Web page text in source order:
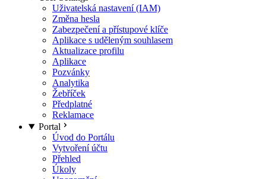
Uživatelská nastavení (IAM)
Změna hesla
Zabezpečení a přístupové klíče
Aplikace s uděleným souhlasem
Aktualizace profilu
Aplikace
Pozvánky
Analytika
Žebříček
Předplatné
Reklamace
Portal
Úvod do Portálu
Vytvoření účtu
Přehled
Úkoly